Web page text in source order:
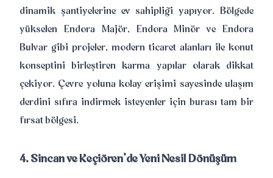
dinamik şantiyelerine ev sahipliği yapıyor. Bölgede
yükselen Endora Majör, Endora Minör ve Endora
Bulvar gibi projeler, modern ticaret alanları ile konut
konseptini birleştiren karma yapılar olarak dikkat
çekiyor. Çevre yoluna kolay erişimi sayesinde ulaşım
derdini sıfıra indirmek isteyenler için burası tam bir
fırsat bölgesi.
4. Sincan ve Keçiören’de Yeni Nesil Dönüşüm